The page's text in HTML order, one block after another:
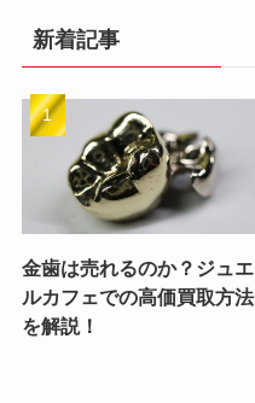
新着記事
金歯は売れるのか？ジュエ
ルカフェでの高価買取方法
を解説！